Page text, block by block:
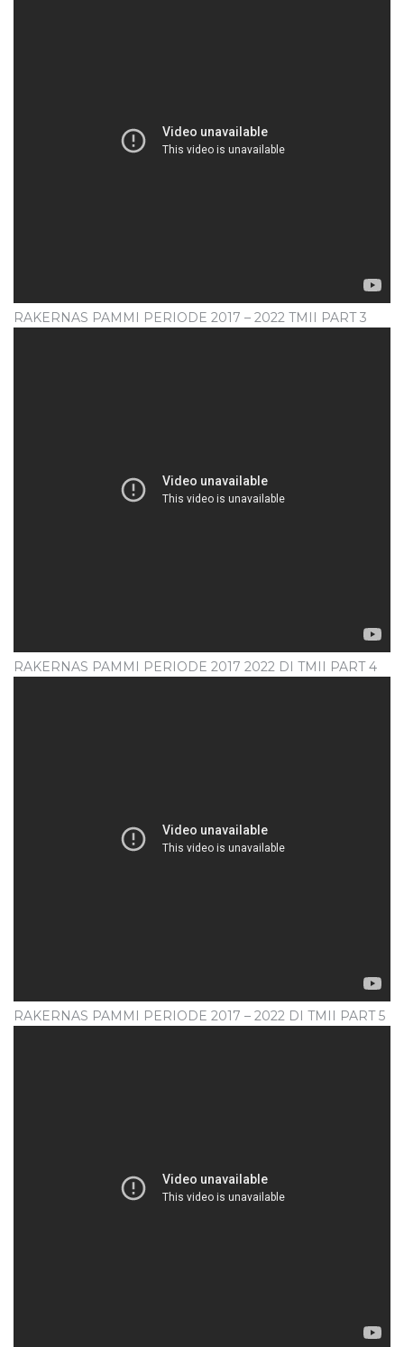
RAKERNAS PAMMI PERIODE 2017 – 2022 TMII PART 3
RAKERNAS PAMMI PERIODE 2017 2022 DI TMII PART 4
RAKERNAS PAMMI PERIODE 2017 – 2022 DI TMII PART 5